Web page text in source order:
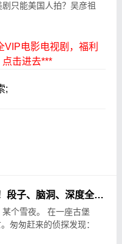
剧只能美国人拍？吴彦祖
电影电视剧，福利
击进去***
;
连续三季破9分！段子、脑洞、深度全都有，这国产综艺果然不简单…
个雪夜。 在一座古堡
匆匆赶来的侦探发现：